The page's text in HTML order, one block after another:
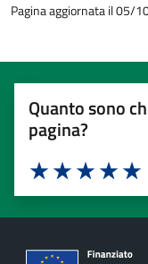
Pagina aggiornata il 05/
Quanto sono
pagina?
Valuta
Valuta 3
Valuta 2 stelle
Valuta 1 stelle su 5